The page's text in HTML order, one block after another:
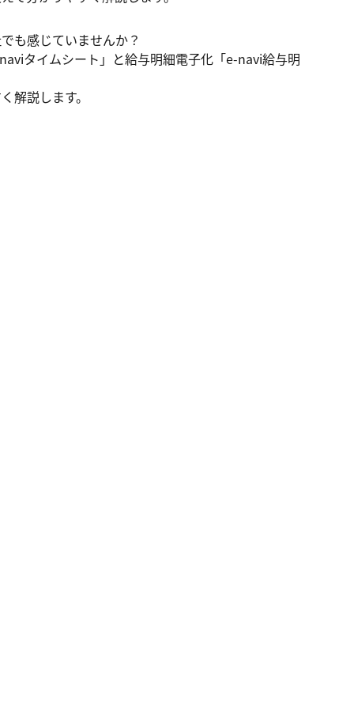
も感じていませんか？
タイムシート」と給与明細電子化「e-navi給与明
解説します。